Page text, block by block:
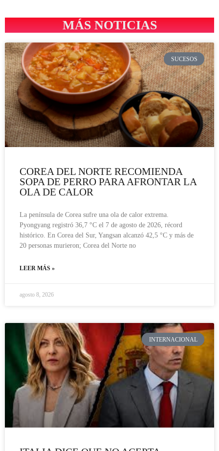
MÁS NOTICIAS
SUCESOS
COREA DEL NORTE RECOMIENDA
SOPA DE PERRO PARA AFRONTAR LA
OLA DE CALOR
La península de Corea sufre una ola de calor extrema.
Pyongyang registró 36,7 °C el 7 de agosto de 2026, récord
histórico. En Corea del Sur, Yangsan alcanzó 42,5 °C y más de
20 personas murieron; Corea del Norte no
LEER MÁS »
agosto 8, 2026
INTERNACIONAL